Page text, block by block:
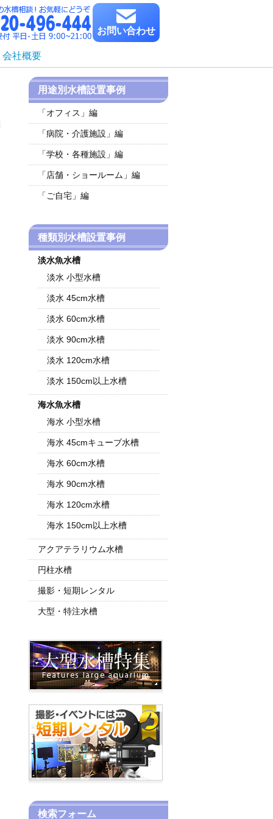
お問い合わせ
会社概要
用途別水槽設置事例
「オフィス」編
「病院・介護施設」編
「学校・各種施設」編
「店舗・ショールーム」編
「ご自宅」編
種類別水槽設置事例
淡水魚水槽
淡水 小型水槽
淡水 45cm水槽
淡水 60cm水槽
淡水 90cm水槽
淡水 120cm水槽
淡水 150cm以上水槽
海水魚水槽
海水 小型水槽
海水 45cmキューブ水槽
海水 60cm水槽
海水 90cm水槽
海水 120cm水槽
海水 150cm以上水槽
アクアテラリウム水槽
円柱水槽
撮影・短期レンタル
大型・特注水槽
検索フォーム